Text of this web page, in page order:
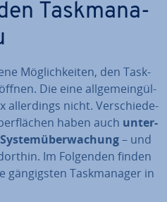
Task­ma­na­
Mög­lich­kei­ten, den Task­
Die eine all­ge­mein­gül­
al­ler­dings nicht. Ver­schie­de­
haben auch un­ter­
– und
Im Folgenden finden
gän­gigs­ten Task­ma­na­ger in